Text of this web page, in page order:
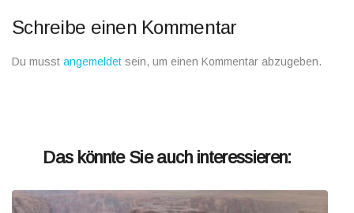
Schreibe einen Kommentar
Du musst angemeldet sein, um einen Kommentar abzugeben.
Das könnte Sie auch interessieren: